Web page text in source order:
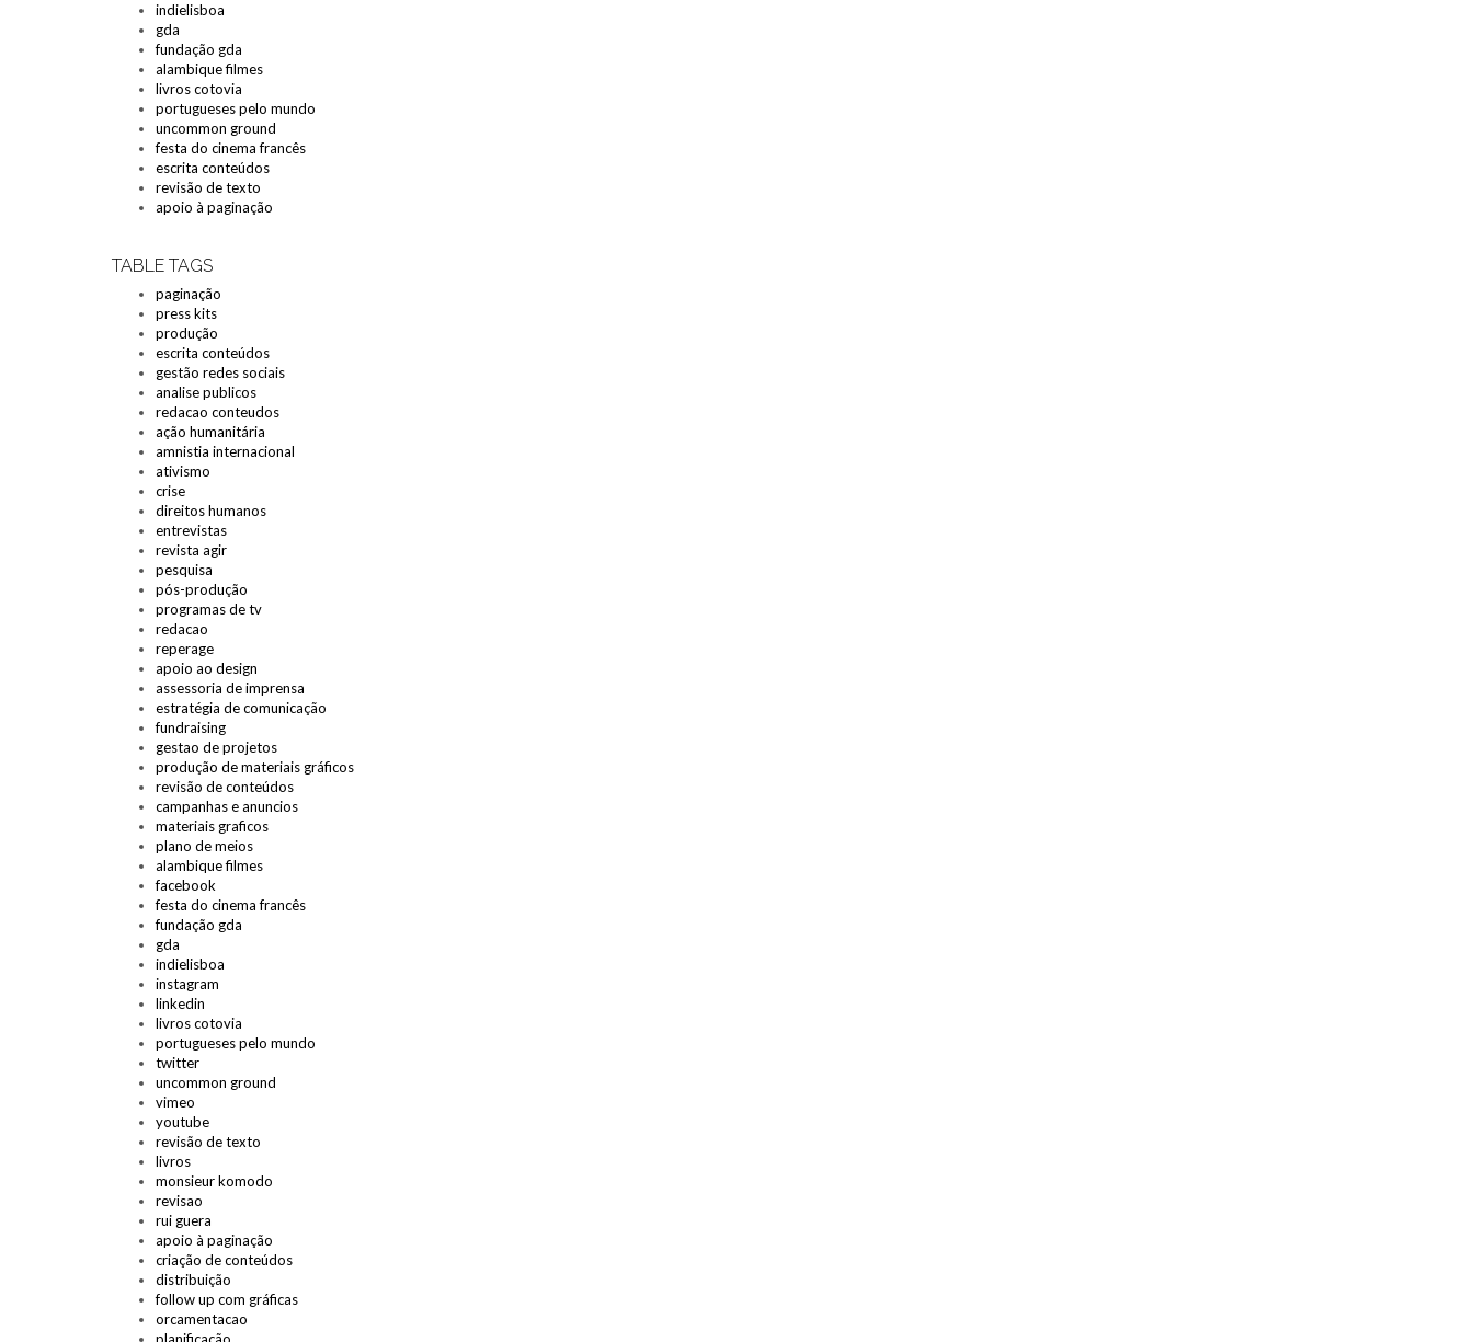
indielisboa
gda
fundação gda
alambique filmes
livros cotovia
portugueses pelo mundo
uncommon ground
festa do cinema francês
escrita conteúdos
revisão de texto
apoio à paginação
TABLE TAGS
paginação
press kits
produção
escrita conteúdos
gestão redes sociais
analise publicos
redacao conteudos
ação humanitária
amnistia internacional
ativismo
crise
direitos humanos
entrevistas
revista agir
pesquisa
pós-produção
programas de tv
redacao
reperage
apoio ao design
assessoria de imprensa
estratégia de comunicação
fundraising
gestao de projetos
produção de materiais gráficos
revisão de conteúdos
campanhas e anuncios
materiais graficos
plano de meios
alambique filmes
facebook
festa do cinema francês
fundação gda
gda
indielisboa
instagram
linkedin
livros cotovia
portugueses pelo mundo
twitter
uncommon ground
vimeo
youtube
revisão de texto
livros
monsieur komodo
revisao
rui guera
apoio à paginação
criação de conteúdos
distribuição
follow up com gráficas
orcamentacao